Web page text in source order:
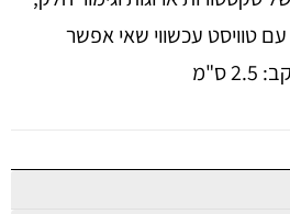
טוויסט עכשווי שאי אפשר
ס"מ